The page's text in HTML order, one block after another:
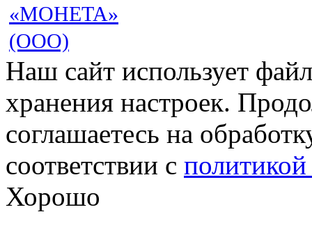
«МОНЕТА»
(ООО)
Наш сайт использует
хранения настроек.
соглашаетесь на
соответствии с
Хорошо